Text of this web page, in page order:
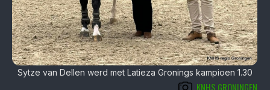
Sytze van Dellen werd met Latieza Gronings kampioen 1.30
KNHS GRONINGEN